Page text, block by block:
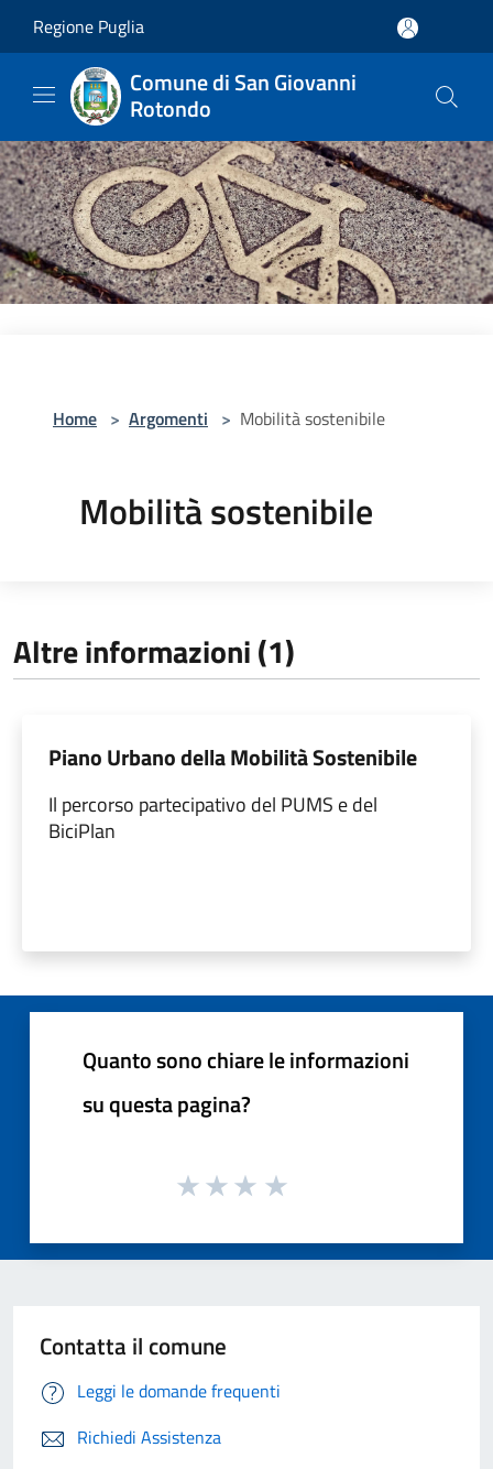
Regione Puglia
Comune di San Giovanni
Rotondo
Home > Argomenti > Mobilità sostenibile
Mobilità sostenibile
Altre informazioni (1)
Piano Urbano della Mobilità Sostenibile
Il percorso partecipativo del PUMS e del
BiciPlan
Quanto sono chiare le informazioni
su questa pagina?
Contatta il comune
Leggi le domande frequenti
Richiedi Assistenza